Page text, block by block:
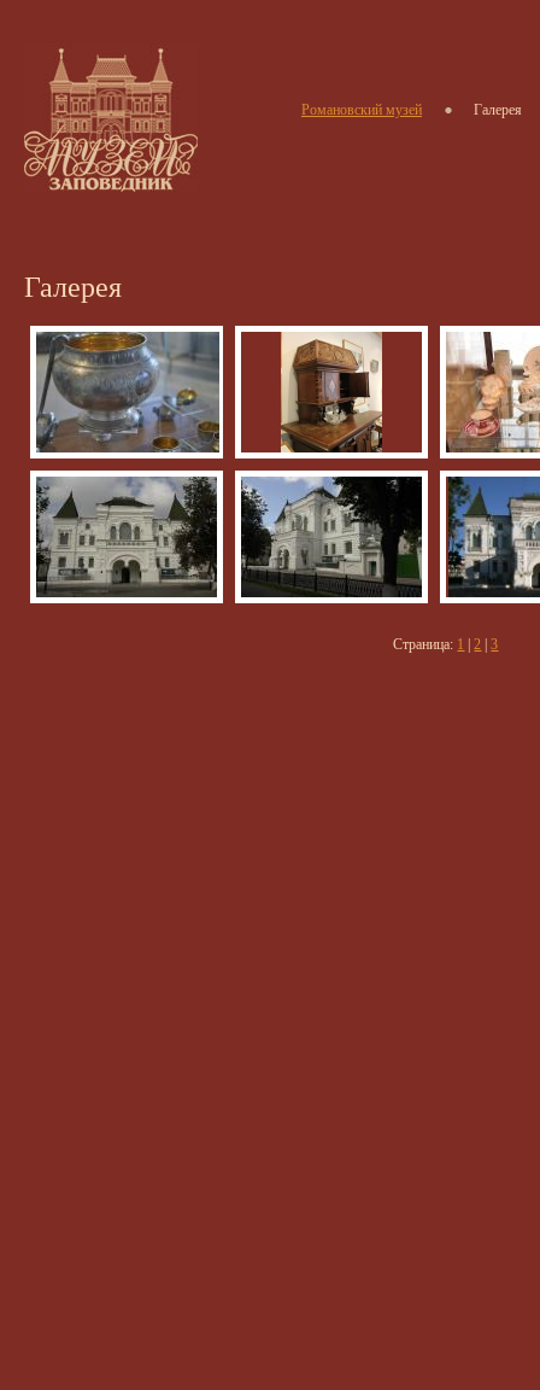
Романовский музей Галерея
Галерея
Страница: 1 |2 |3